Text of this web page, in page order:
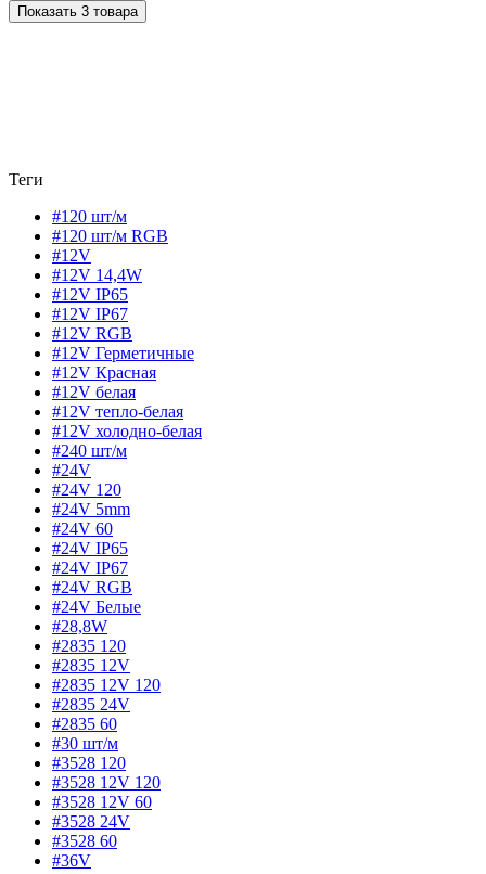
Показать 3 товара
Теги
#120 шт/м
#120 шт/м RGB
#12V
#12V 14,4W
#12V IP65
#12V IP67
#12V RGB
#12V Герметичные
#12V Красная
#12V белая
#12V тепло-белая
#12V холодно-белая
#240 шт/м
#24V
#24V 120
#24V 5mm
#24V 60
#24V IP65
#24V IP67
#24V RGB
#24V Белые
#28,8W
#2835 120
#2835 12V
#2835 12V 120
#2835 24V
#2835 60
#30 шт/м
#3528 120
#3528 12V 120
#3528 12V 60
#3528 24V
#3528 60
#36V